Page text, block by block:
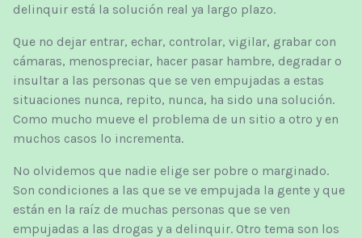
delinquir está la solución real ya largo plazo.
Que no dejar entrar, echar, controlar, vigilar, grabar con
cámaras, menospreciar, hacer pasar hambre, degradar o
insultar a las personas que se ven empujadas a estas
situaciones nunca, repito, nunca, ha sido una solución.
Como mucho mueve el problema de un sitio a otro y en
muchos casos lo incrementa.
No olvidemos que nadie elige ser pobre o marginado.
Son condiciones a las que se ve empujada la gente y que
están en la raíz de muchas personas que se ven
empujadas a las drogas y a delinquir. Otro tema son los